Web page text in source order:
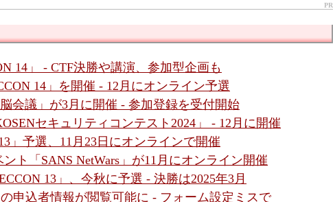
PR
14」 - CTF決勝や講演、参加型企画も
14」を開催 - 12月にオンライン予選
脳会議」が3月に開催 - 参加登録を受付開始
セキュリティコンテスト2024」 - 12月に開催
13」予選、11月23日にオンラインで開催
ト「SANS NetWars」が11月にオンライン開催
13」、今秋に予選 - 決勝は2025年3月
の申込者情報が閲覧可能に - フォーム設定ミスで